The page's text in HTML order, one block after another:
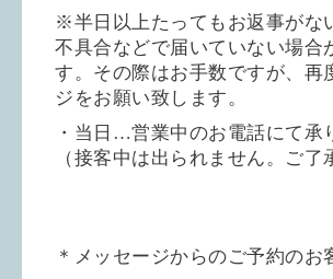
※半日以上たってもお返事がな
不具合などで届いていない場合
す。その際はお手数ですが、再
ジをお願い致します。
・当日…営業中のお電話にて承
（接客中は出られません。ご了
＊メッセージからのご予約のお